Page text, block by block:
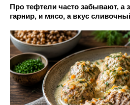
Про тефтели часто забывают, а
гарнир, и мясо, а вкус